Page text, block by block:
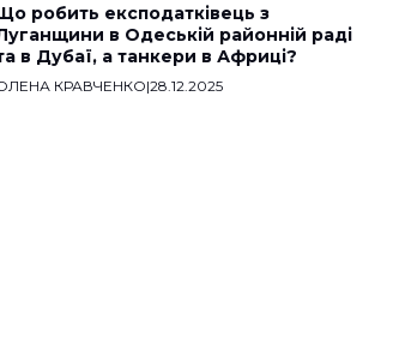
робить експодатківець з
в Одеській районній раді
в Дубаї, а танкери в Африці?
КРАВЧЕНКО|28.12.2025